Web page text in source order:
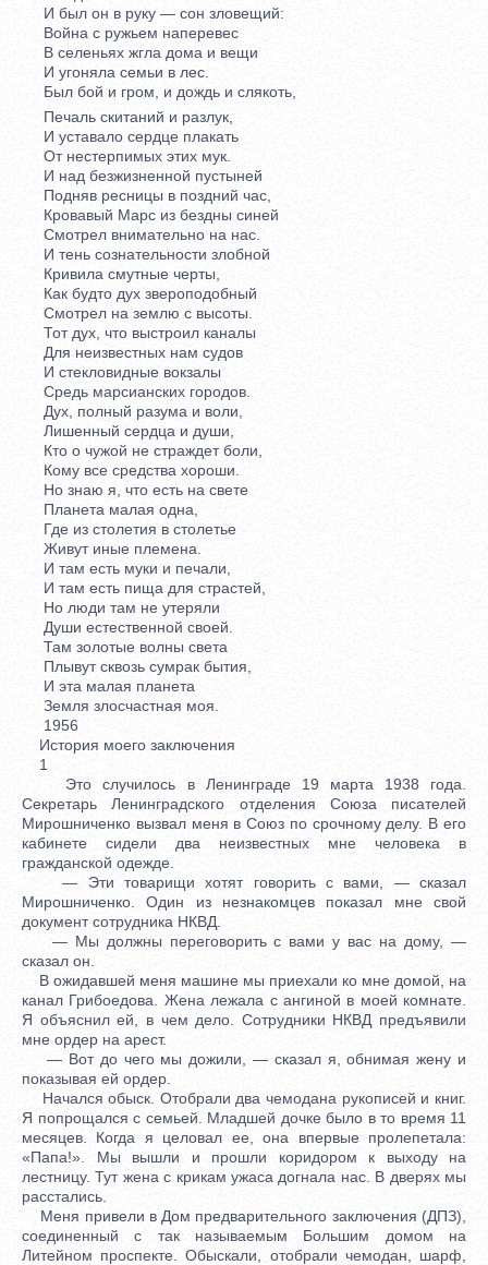
И был он в руку — сон зловещий:
Война с ружьем наперевес
В селеньях жгла дома и вещи
И угоняла семьи в лес.
Был бой и гром, и дождь и слякоть,
Печаль скитаний и разлук,
И уставало сердце плакать
От нестерпимых этих мук.
И над безжизненной пустыней
Подняв ресницы в поздний час,
Кровавый Марс из бездны синей
Смотрел внимательно на нас.
И тень сознательности злобной
Кривила смутные черты,
Как будто дух звероподобный
Смотрел на землю с высоты.
Тот дух, что выстроил каналы
Для неизвестных нам судов
И стекловидные вокзалы
Средь марсианских городов.
Дух, полный разума и воли,
Лишенный сердца и души,
Кто о чужой не страждет боли,
Кому все средства хороши.
Но знаю я, что есть на свете
Планета малая одна,
Где из столетия в столетье
Живут иные племена.
И там есть муки и печали,
И там есть пища для страстей,
Но люди там не утеряли
Души естественной своей.
Там золотые волны света
Плывут сквозь сумрак бытия,
И эта малая планета
Земля злосчастная моя.
1956
История моего заключения
1
Это случилось в Ленинграде 19 марта 1938 года.
Секретарь Ленинградского отделения Союза писателей
Мирошниченко вызвал меня в Союз по срочному делу. В его
кабинете сидели два неизвестных мне человека в
гражданской одежде.
— Эти товарищи хотят говорить с вами, — сказал
Мирошниченко. Один из незнакомцев показал мне свой
документ сотрудника НКВД.
— Мы должны переговорить с вами у вас на дому, —
сказал он.
В ожидавшей меня машине мы приехали ко мне домой, на
канал Грибоедова. Жена лежала с ангиной в моей комнате.
Я объяснил ей, в чем дело. Сотрудники НКВД предъявили
мне ордер на арест.
— Вот до чего мы дожили, — сказал я, обнимая жену и
показывая ей ордер.
Начался обыск. Отобрали два чемодана рукописей и книг.
Я попрощался с семьей. Младшей дочке было в то время 11
месяцев. Когда я целовал ее, она впервые пролепетала:
«Папа!». Мы вышли и прошли коридором к выходу на
лестницу. Тут жена с крикам ужаса догнала нас. В дверях мы
расстались.
Меня привели в Дом предварительного заключения (ДПЗ),
соединенный с так называемым Большим домом на
Литейном проспекте. Обыскали, отобрали чемодан, шарф,